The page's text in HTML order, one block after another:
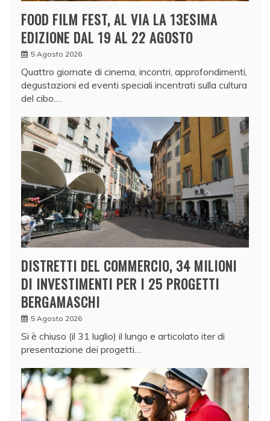
FOOD FILM FEST, AL VIA LA 13ESIMA
EDIZIONE DAL 19 AL 22 AGOSTO
5 Agosto 2026
Quattro giornate di cinema, incontri, approfondimenti,
degustazioni ed eventi speciali incentrati sulla cultura
del cibo.…
DISTRETTI DEL COMMERCIO, 34 MILIONI
DI INVESTIMENTI PER I 25 PROGETTI
BERGAMASCHI
5 Agosto 2026
Si è chiuso (il 31 luglio) il lungo e articolato iter di
presentazione dei progetti…